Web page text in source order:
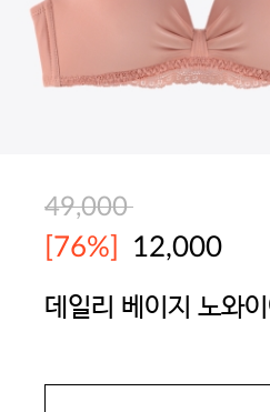
49,000
[76%] 12,000
데일리 베이지 노와